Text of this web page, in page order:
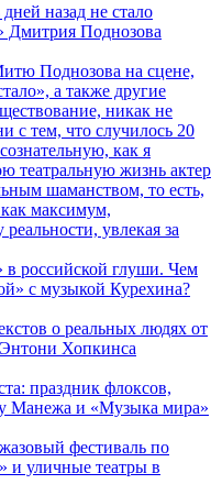
назад не стало
Дмитрия Поднозова
Поднозова на сцене,
а также другие
никак не
с тем, что случилось 20
как я
театральную жизнь актер
шаманством, то есть,
максимум,
увлекая за
российской глуши. Чем
с музыкой Курехина?
о реальных людях от
Хопкинса
праздник флоксов,
Манежа и «Музыка мира»
фестиваль по
и уличные театры в